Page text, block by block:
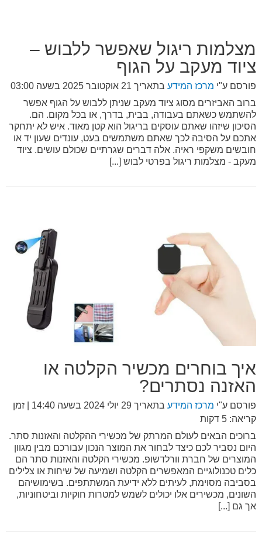
מצלמות ריגול שאפשר ללבוש –
ציוד מעקב על הגוף
פורסם ע"י מרכז המידע בתאריך 21 אוקטובר 2025 בשעה 03:00
ברוב האביזרים מסוג ציוד מעקב שניתן ללבוש על הגוף אפשר
להשתמש כשאתם בעבודה, בבית, בדרך, או בכל מקום. הם.
הסיכון שיזהו שאתם עוסקים בריגול הוא קטן מאוד. איש לא יתחקר
אתכם על הסיבה לכך שאתם משתמשים בעט, עונדים שעון יד או
חובשים משקפי ראיה. אלה דברים שגרתיים שכולם עושים. ציוד
מעקב - מצלמות ריגול בפרטי לבוש [...]
איך בוחרים מכשיר הקלטה או
האזנה נסתרים?
פורסם ע"י מרכז המידע בתאריך 29 יולי 2024 בשעה 14:40
| זמן
קריאה: 5 דקות
ברוכים הבאים לעולם המרתק של מכשירי ההקלטה והאזנות סתר.
היום נסביר לכם כיצד לבחור את המוצר הנכון עבורכם מבין מגוון
המוצרים של חברת וורלדשופ. מכשירי הקלטה והאזנות סתר הם
כלים טכנולוגיים המאפשרים הקלטה ושמיעה של שיחות או צלילים
בסביבה מסוימת, לעיתים ללא ידיעת המשתתפים. בשימושיהם
השונים, מכשירים אלו יכולים לשמש למטרות חוקיות וביטחוניות,
אך גם [...]